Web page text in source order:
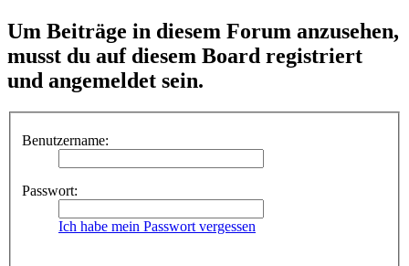
Um Beiträge in diesem Forum anzusehen,
musst du auf diesem Board registriert
und angemeldet sein.
Benutzername:
Passwort:
Ich habe mein Passwort vergessen